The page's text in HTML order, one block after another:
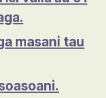
masani tau